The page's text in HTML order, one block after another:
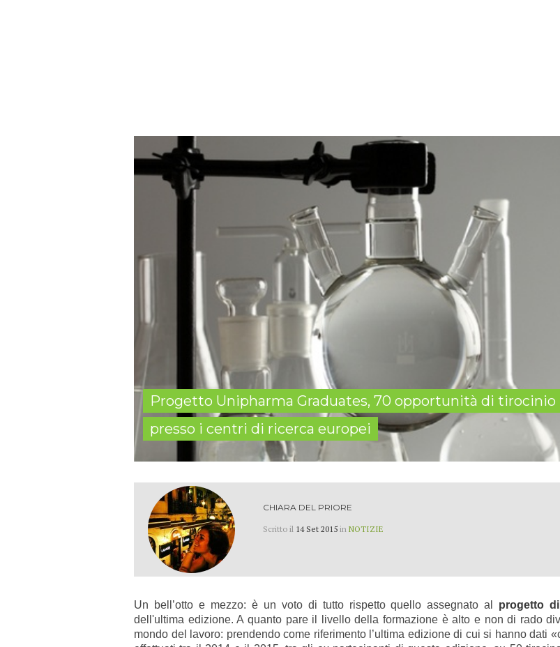
Progetto Unipharma Graduates, 70 opportunità di tirocinio
presso i centri di ricerca europei
CHIARA DEL PRIORE
Scritto il 14 Set 2015 in NOTIZIE
Un bell’otto e mezzo: è un voto di tutto rispetto quello assegnato al progetto
dell'ultima edizione. A quanto pare il livello della formazione è alto e non di rado
mondo del lavoro: prendendo come riferimento l’ultima edizione di cui si hanno dati